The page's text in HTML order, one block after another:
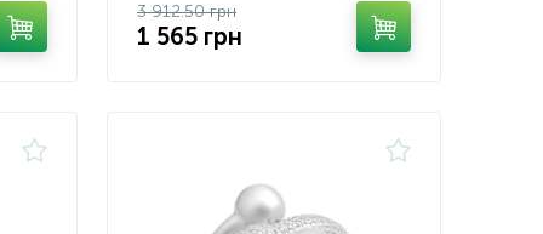
3 912.50 грн
1 565 грн